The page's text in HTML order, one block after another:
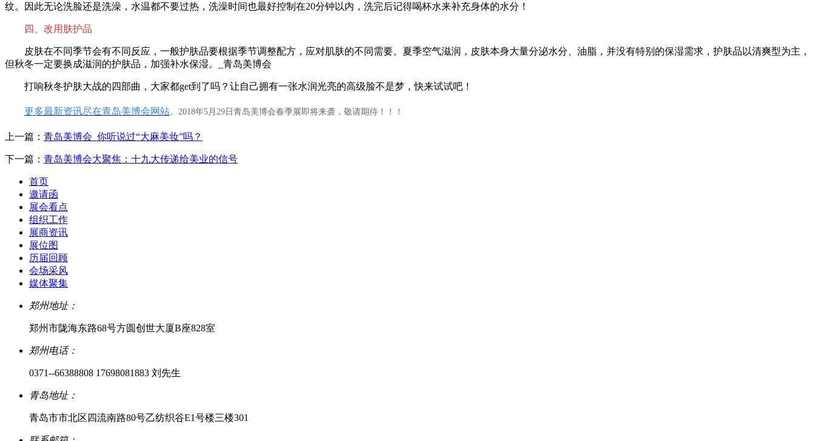
纹。因此无论洗脸还是洗澡，水温都不要过热，洗澡时间也最好控制在20分钟以内，洗完后记得喝杯水来补充身体的水分！
四、改用肤护品
皮肤在不同季节会有不同反应，一般护肤品要根据季节调整配方，应对肌肤的不同需要。夏季空气滋润，皮肤本身大量分泌水分、油脂，并没有特别的保湿需求，护肤品以清爽型为主，
但秋冬一定要换成滋润的护肤品，加强补水保湿。
_青岛美博会
打响秋冬护肤大战的四部曲，大家都get到了吗？让自己拥有一张水润光亮的高级脸不是梦，快来试试吧！
更多最新资讯尽在青岛美博会网站。2018年5月29日青岛美博会春季展即将来袭，敬请期待！！！
上一篇： 青岛美博会_你听说过“大麻美妆”吗？
下一篇： 青岛美博会大聚焦：十九大传递给美业的信号
首页
邀请函
展会看点
组织工作
展商资讯
展位图
历届回顾
会场采风
媒体聚集
郑州地址：
郑州市陇海东路68号方圆创世大厦B座828室
郑州电话：
0371--66388808 17698081883 刘先生
青岛地址：
青岛市市北区四流南路80号乙纺织谷E1号楼三楼301